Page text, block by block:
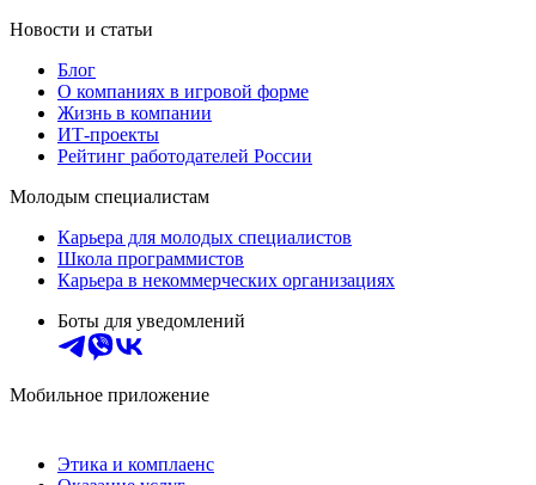
Новости и статьи
Блог
О компаниях в игровой форме
Жизнь в компании
ИТ-проекты
Рейтинг работодателей России
Молодым специалистам
Карьера для молодых специалистов
Школа программистов
Карьера в некоммерческих организациях
Боты для уведомлений
Мобильное приложение
Этика и комплаенс